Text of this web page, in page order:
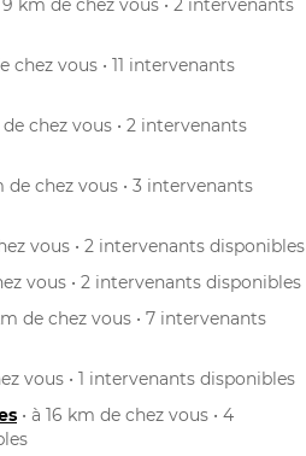
9 km de chez vous • 2 intervenants
chez vous • 11 intervenants
de chez vous • 2 intervenants
de chez vous • 3 intervenants
vous • 2 intervenants disponibles
vous • 2 intervenants disponibles
de chez vous • 7 intervenants
vous • 1 intervenants disponibles
• à 16 km de chez vous • 4